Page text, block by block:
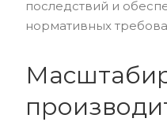
последствий и
нормативных